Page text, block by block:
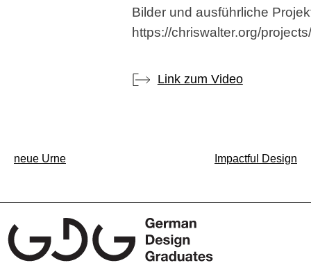
Bilder und ausführliche
https://chriswalter.org/
Link zum Video
Beitragsnavigation
neue Urne Impactful Design